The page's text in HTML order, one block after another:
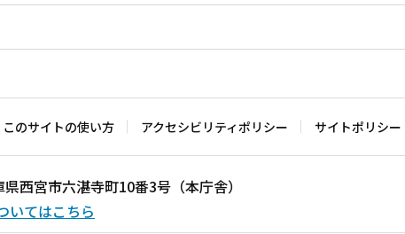
このサイトの使い方 アクセシビリティポリシー サイトポリシー
西宮市六湛寺町10番3号（本庁舎）
いてはこちら